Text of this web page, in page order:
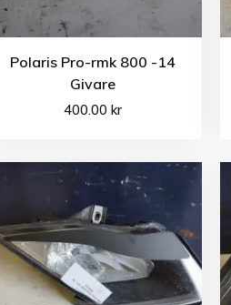
Polaris Pro-rmk 800 -14
Givare
400.00 kr